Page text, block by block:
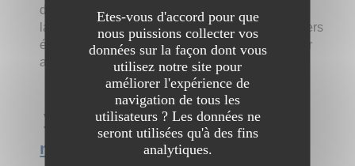
d'
s de défense. Découvrez nos bombes
lacrymogènes, matraques télescopiques, shockers
électriques, et bine d'autres produits encore pour
assurer votre sécurité.
Voir l'interview du site Achat de
matériel de défense
Etes-vous d'accord pour que
nous puissions collecter vos
données sur la façon dont vous
utilisez notre site pour
améliorer l'expérience de
navigation de tous les
utilisateurs ? Les données ne
seront utilisées qu'à des fins
analytiques.